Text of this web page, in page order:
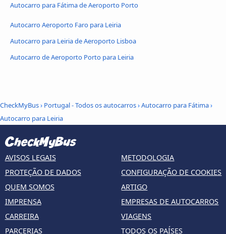
Autocarro para Fátima de Aeroporto Porto
Autocarro Aeroporto Faro para Leiria
Autocarro para Leiria de Aeroporto Lisboa
Autocarro de Aeroporto Porto para Leiria
CheckMyBus› Portugal - Todos os autocarros›Autocarro para Fátima›
Autocarro para Leiria
AVISOS LEGAIS
PROTEÇÃO DE DADOS
QUEM SOMOS
IMPRENSA
CARREIRA
PARCERIAS
METODOLOGIA
CONFIGURAÇÃO DE COOKIES
ARTIGO
EMPRESAS DE AUTOCARROS
VIAGENS
TODOS OS PAÍSES